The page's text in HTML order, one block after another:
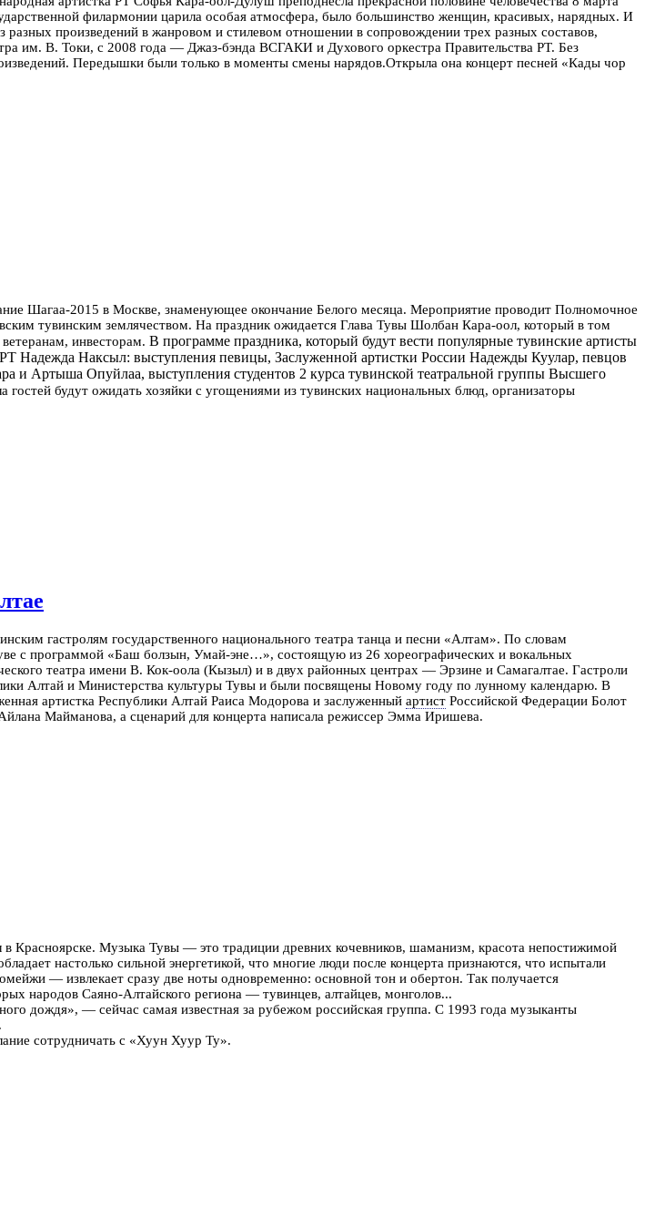
филармонии царила особая атмосфера, было большинство женщин, красивых, нарядных. И
разных произведений в жанровом и стилевом отношении в сопровождении трех разных составов,
им. В. Токи, с 2008 года — Джаз-бэнда ВСГАКИ и Духового оркестра Правительства РТ. Без
Передышки были только в моменты смены нарядов.Открыла она концерт песней «Кады чор
Шагаа-2015 в Москве, знаменующее окончание Белого месяца. Мероприятие проводит Полномочное
тувинским землячеством. На праздник ожидается Глава Тувы Шолбан Кара-оол, который в том
инвесторам. В программе праздника, который будут вести популярные тувинские артисты
Надежда Наксыл: выступления певицы, Заслуженной артистки России Надежды Куулар, певцов
и Артыша Опуйлаа, выступления студентов 2 курса тувинской театральной группы Высшего
гостей будут ожидать хозяйки с угощениями из тувинских национальных блюд, организаторы
гастролям государственного национального театра танца и песни «Алтам». По словам
с программой «Баш болзын, Умай-эне…», состоящую из 26 хореографических и вокальных
театра имени В. Кок-оола (Кызыл) и в двух районных центрах — Эрзине и Самагалтае. Гастроли
Алтай и Министерства культуры Тувы и были посвящены Новому году по лунному календарю. В
артистка Республики Алтай Раиса Модорова и заслуженный артист Российской Федерации Болот
Майманова, а сценарий для концерта написала режиссер Эмма Иришева.
Красноярске. Музыка Тувы — это традиции древних кочевников, шаманизм, красота непостижимой
настолько сильной энергетикой, что многие люди после концерта признаются, что испытали
— извлекает сразу две ноты одновременно: основной тон и обертон. Так получается
народов Саяно-Алтайского региона — тувинцев, алтайцев, монголов...
дождя», — сейчас самая известная за рубежом российская группа. C 1993 года музыканты
сотрудничать с «Хуун Хуур Ту».